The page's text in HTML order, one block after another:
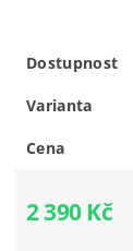
Dostupnost
Varianta
Cena
2 390 Kč